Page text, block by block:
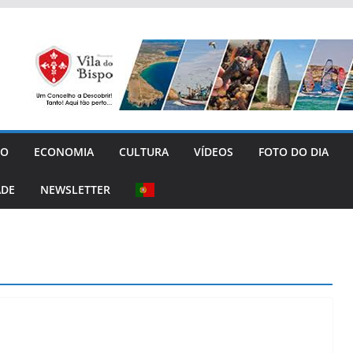
ECONOMIA CULTURA VÍDEOS FOTO DO DIA
NEWSLETTER